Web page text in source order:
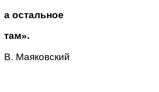
а остальное
там».
В. Маяковский